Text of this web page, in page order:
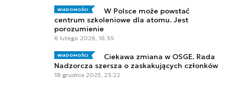
WIADOMOŚCI
W Polsce może powstać
centrum szkoleniowe dla atomu. Jest
porozumienie
6 lutego 2026, 16:35
WIADOMOŚCI
Ciekawa zmiana w OSGE. Rada
Nadzorcza szersza o zaskakujących członków
18 grudnia 2025, 23:22